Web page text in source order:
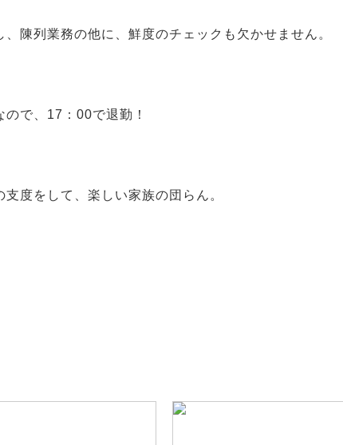
、陳列業務の他に、鮮度のチェックも欠かせません。
ので、17：00で退勤！
支度をして、楽しい家族の団らん。